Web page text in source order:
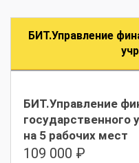
БИТ.Управление
БИТ.Управление
государственного
на 5 рабочих мест
109 000 ₽